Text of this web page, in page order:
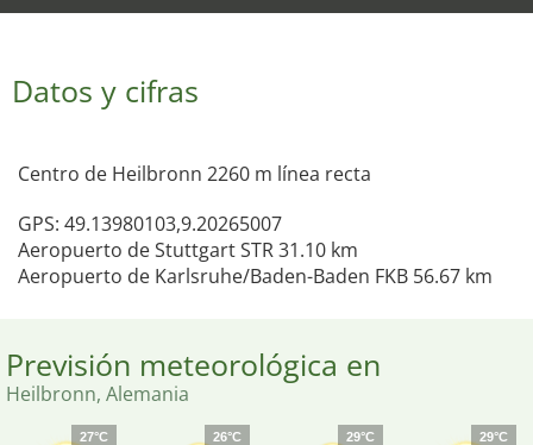
Datos y cifras
Centro de Heilbronn 2260 m línea recta
GPS: 49.13980103,9.20265007
Aeropuerto de Stuttgart STR 31.10 km
Aeropuerto de Karlsruhe/Baden-Baden FKB 56.67 km
Previsión meteorológica en
Heilbronn, Alemania
27°C
26°C
29°C
29°C